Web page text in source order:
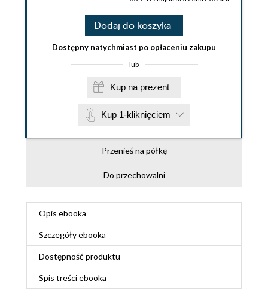
Dodaj do koszyka
Dostępny natychmiast po opłaceniu zakupu
lub
Kup na prezent
Kup 1-kliknięciem
Przenieś na półkę
Do przechowalni
Opis ebooka
Szczegółyebooka
Dostępność produktu
Spis treściebooka